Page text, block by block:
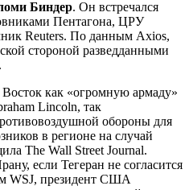
Биндер. Он встречался
Пентагона, ЦРУ
Reuters. По данным Axios,
стороной разведданными
как «огромную армаду»
Lincoln, так
обороны для
в регионе на случай
The Wall Street Journal.
если Тегеран не согласится
WSJ, президент США